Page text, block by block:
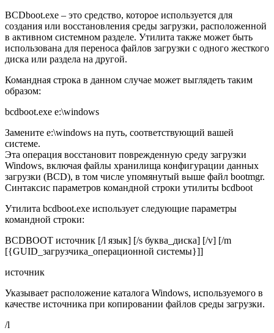
BCDboot.exe – это средство, которое используется для
создания или восстановления среды загрузки, расположенной
в активном системном разделе. Утилита также может быть
использована для переноса файлов загрузки с одного жесткого
диска или раздела на другой.
Командная строка в данном случае может выглядеть таким
образом:
bcdboot.exe e:\windows
Замените e:\windows на путь, соответствующий вашей
системе.
Эта операция восстановит поврежденную среду загрузки
Windows, включая файлы хранилища конфигурации данных
загрузки (BCD), в том числе упомянутый выше файл bootmgr.
Синтаксис параметров командной строки утилиты bcdboot
Утилита bcdboot.exe использует следующие параметры
командной строки:
BCDBOOT источник [/l язык] [/s буква_диска] [/v] [/m
[{GUID_загрузчика_операционной системы}]]
источник
Указывает расположение каталога Windows, используемого в
качестве источника при копировании файлов среды загрузки.
/l